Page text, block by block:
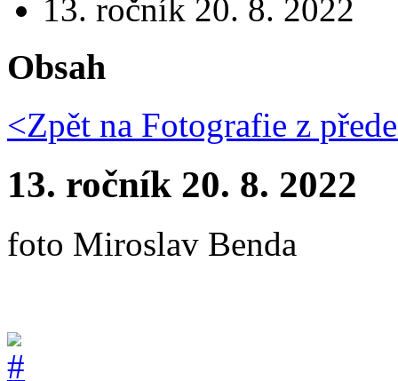
13. ročník 20. 8. 2022
Obsah
<Zpět na Fotografie z
13. ročník 20. 8. 2022
foto Miroslav Benda